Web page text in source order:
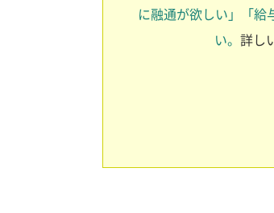
に融通が欲しい」「給
い。 詳し